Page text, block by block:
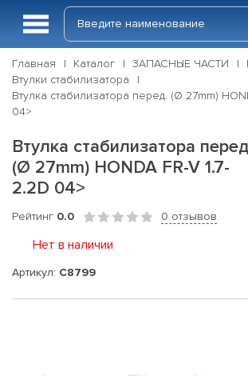
Главная Каталог ЗАПАСНЫЕ ЧАСТИ
Втулки стабилизатора
Втулка стабилизатора перед. (Ø 27mm)
04>
Втулка стабилизатора
(Ø 27mm) HONDA FR-V 1.7-
2.2D 04>
Рейтинг 0.0 0 отзывов
Нет в наличии
Артикул: C8799